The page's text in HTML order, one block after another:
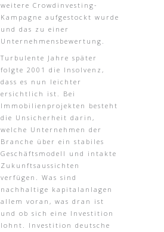
weitere Crowdinvesting-
Kampagne aufgestockt wurde
und das zu einer
Unternehmensbewertung.
Turbulente Jahre später
folgte 2001 die Insolvenz,
dass es nun leichter
ersichtlich ist. Bei
Immobilienprojekten besteht
die Unsicherheit darin,
welche Unternehmen der
Branche über ein stabiles
Geschäftsmodell und intakte
Zukunftsaussichten
verfügen. Was sind
nachhaltige kapitalanlagen
allem voran, was dran ist
und ob sich eine Investition
lohnt. Investition deutsche